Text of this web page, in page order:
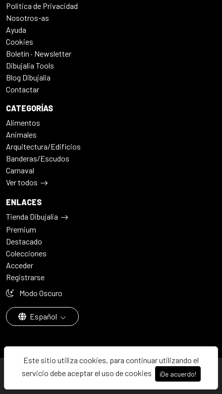
Este sitio utiliza cookies, para continuar utilizando el
servicio debe aceptar el uso de cookies
¡De acuerdo!
Politica de Privacidad
Nosotros-as
Ayuda
Cookies
Boletín · Newsletter
Dibujalia Tools
Blog Dibujalia
Contactar
CATEGORÍAS
Alimentos
Animales
Arquitectura/Edificios
Banderas/Escudos
Carnaval
Ver todos
ENLACES
Tienda Dibujalia
Premium
Destacado
Colecciones
Acceder
Registrarse
Modo Oscuro
Español
© 2026 - Dibujalia ha sido ⚙️ con ♥️ en ABC · Castilla-La Mancha ·
España